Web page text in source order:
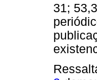
31;